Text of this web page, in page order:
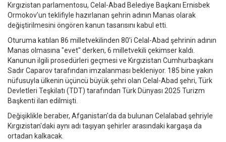
Kırgızistan parlamentosu, Celal-Abad Belediye Başkanı Ernisbek
Ormokov’un teklifiyle hazırlanan şehrin adının Manas olarak
değiştirilmesini öngören kanun tasarısını kabul etti.
Oturuma katılan 86 milletvekilinden 80’i Celal-Abad şehrinin adının
Manas olmasına "evet" derken, 6 milletvekili çekimser kaldı.
Kanunun ilgili prosedürleri geçmesi ve Kırgızistan Cumhurbaşkanı
Sadır Caparov tarafından imzalanması bekleniyor. 185 bine yakın
nüfusuyla ülkenin üçüncü büyük şehri olan Celal-Abad şehri, Türk
Devletleri Teşkilatı (TDT) tarafından Türk Dünyası 2025 Turizm
Başkenti ilan edilmişti.
Değişiklikle beraber, Afganistan'da da bulunan Celalabad şehriyle
Kırgızistan'daki aynı adı taşıyan şehirler arasındaki kargaşa da
ortadan kalkacak.